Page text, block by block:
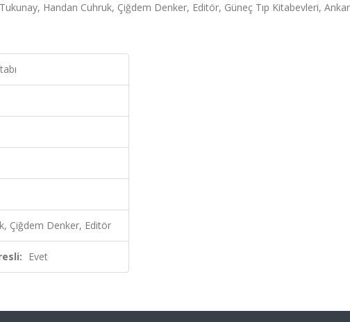
Handan Cuhruk, Çiğdem Denker, Editör, Güneç Tıp Kitabevleri,
Çiğdem Denker, Editör
Evet